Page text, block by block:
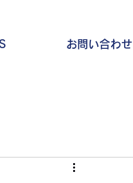
お問い合わせ